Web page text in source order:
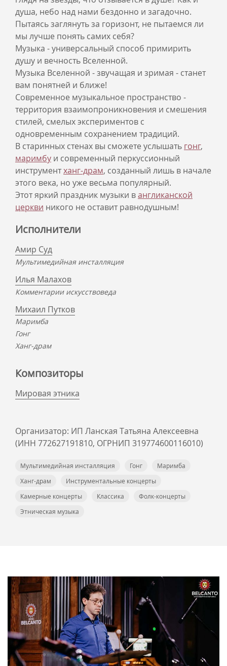
душа, небо над нами бездонно и загадочно.
Пытаясь заглянуть за горизонт, не пытаемся ли
мы лучше понять самих себя?
Музыка - универсальный способ примирить
душу и вечность Вселенной.
Музыка Вселенной - звучащая и зримая - станет
вам понятней и ближе!
Современное музыкальное пространство -
территория взаимопроникновения и смешения
стилей, смелых экспериментов с
одновременным сохранением традиций.
В старинных стенах вы сможете услышать гонг,
маримбу и современный перкуссионный
инструментханг-драм, созданный лишь в начале
этого века, но уже весьма популярный.
Этот яркий праздник музыки вангликанской
церкви никого не оставит равнодушным!
Исполнители
Амир Суд
Мультимедийная инсталляция
Илья Малахов
Комментарии искусствоведа
Михаил Путков
Маримба
Гонг
Ханг-драм
Композиторы
Мировая этника
Организатор: ИП Ланская Татьяна Алексеевна
(ИНН 772627191810, ОГРНИП 319774600116010)
Мультимедийная инсталляция Гонг
Маримба
Ханг-драм
Инструментальные концерты
Камерные концерты
Классика
Фолк-концерты
Этническая музыка